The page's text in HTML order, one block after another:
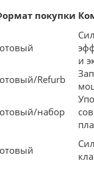
покупки
и
Refurb
набор